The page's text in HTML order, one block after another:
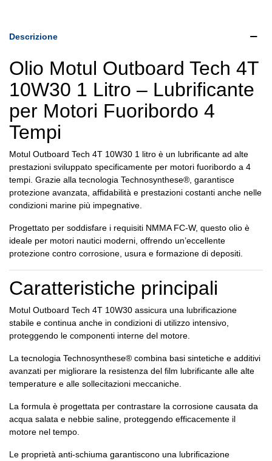
Descrizione
Olio Motul Outboard Tech 4T
10W30 1 Litro – Lubrificante
per Motori Fuoribordo 4
Tempi
Motul Outboard Tech 4T 10W30 1 litro è un lubrificante ad alte
prestazioni sviluppato specificamente per motori fuoribordo a 4
tempi. Grazie alla tecnologia Technosynthese®, garantisce
protezione avanzata, affidabilità e prestazioni costanti anche nelle
condizioni marine più impegnative.
Progettato per soddisfare i requisiti NMMA FC-W, questo olio è
ideale per motori nautici moderni, offrendo un’eccellente
protezione contro corrosione, usura e formazione di depositi.
Caratteristiche principali
Motul Outboard Tech 4T 10W30 assicura una lubrificazione
stabile e continua anche in condizioni di utilizzo intensivo,
proteggendo le componenti interne del motore.
La tecnologia Technosynthese® combina basi sintetiche e additivi
avanzati per migliorare la resistenza del film lubrificante alle alte
temperature e alle sollecitazioni meccaniche.
La formula è progettata per contrastare la corrosione causata da
acqua salata e nebbie saline, proteggendo efficacemente il
motore nel tempo.
Le proprietà anti-schiuma garantiscono una lubrificazione